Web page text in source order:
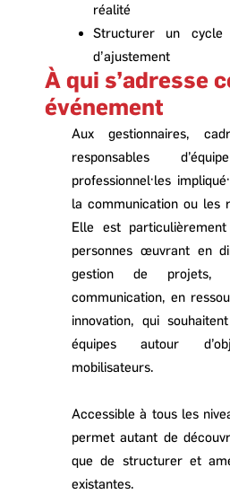
réalité
Structurer un
d’ajustement
À qui s’adresse
événement
Aux gestionnaires,
responsables
professionnel·les
la communication ou les
Elle est
personnes œuvrant en
gestion de projets,
communication, en
innovation, qui
équipes autour
mobilisateurs.
Accessible à tous les
permet autant de
que de structurer et
existantes.